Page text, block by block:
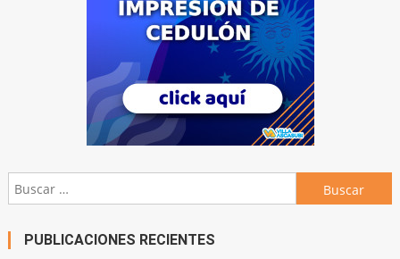
Buscar:
PUBLICACIONES RECIENTES